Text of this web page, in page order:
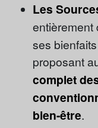
Les
entièrement
ses
proposant
complet
bien-être.